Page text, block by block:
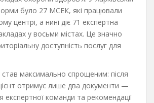
було 27 МСЕК, які працювали
центрі, а нині діє 71 експертна
у восьми містах. Це значно
доступність послуг для
максимально спрощеним: після
отримує лише два документи —
експертної команди та рекомендації